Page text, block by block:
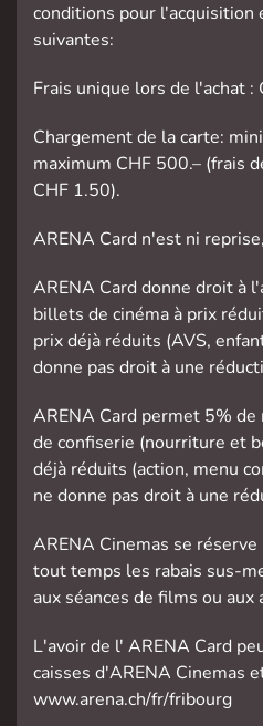
conditions pour
suivantes:
Frais unique lors de l'achat :
Chargement de la carte:
maximum CHF 500.– (frais
CHF 1.50).
ARENA Card n'est ni
ARENA Card donne droit à
billets de cinéma à prix
prix déjà réduits (AVS,
donne pas droit à une
ARENA Card permet 5%
de confiserie (nourriture et
déjà réduits (action, menu
ne donne pas droit à une
ARENA Cinemas se
tout temps les rabais sus-
aux séances de films ou
L'avoir de l' ARENA Card
caisses d'ARENA Cinemas
www.arena.ch/fr/fribourg